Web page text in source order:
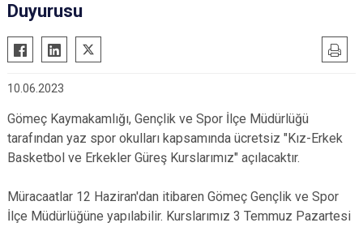
Bigadiç
Burhaniye
Dursunbey
Edremit
Gömeç
Gönen
Susurluk
Karesi
Altıeylül
Duyurusu
10.06.2023
Gömeç Kaymakamlığı, Gençlik ve Spor İlçe Müdürlüğü
tarafından yaz spor okulları kapsamında ücretsiz "Kız-Erkek
Basketbol ve Erkekler Güreş Kurslarımız" açılacaktır.
Müracaatlar 12 Haziran'dan itibaren Gömeç Gençlik ve Spor
İlçe Müdürlüğüne yapılabilir. Kurslarımız 3 Temmuz Pazartesi